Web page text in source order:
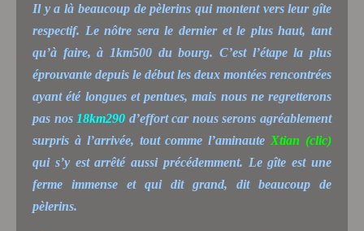
Il y a là beaucoup de pèlerins qui montent vers leur gîte
respectif. Le nôtre sera le dernier et le plus haut, tant
qu’à faire, à 1km500 du bourg. C’est l’étape la plus
éprouvante depuis le début les deux montées rencontrées
ayant été longues et pentues, mais nous ne regretterons
pas nos 18km290 d’effort car nous serons agréablement
surpris à l’arrivée, tout comme l’aminaute Xtian (clic)
qui s’y est arrêté aussi précédemment. Le gîte est une
ferme immense et qui dit grand, dit beaucoup de
pèlerins.